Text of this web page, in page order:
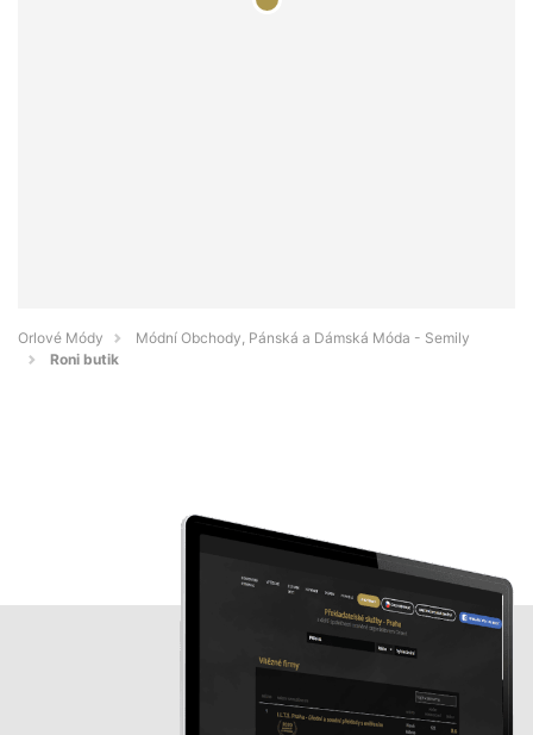
Orlové Módy
Módní Obchody, Pánská a Dámská Móda - Semily
Roni butik